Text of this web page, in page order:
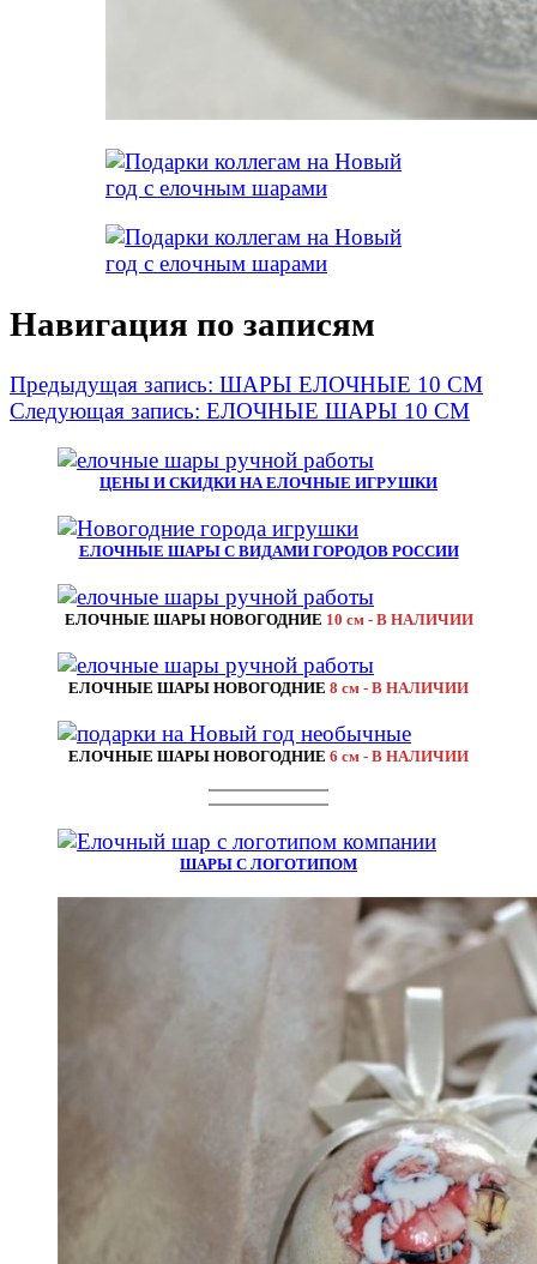
Навигация по записям
Предыдущая запись: ШАРЫ ЕЛОЧНЫЕ 10 СМ
Следующая запись: ЕЛОЧНЫЕ ШАРЫ 10 СМ
ЦЕНЫ И СКИДКИ НА ЕЛОЧНЫЕ ИГРУШКИ
ЕЛОЧНЫЕ ШАРЫ С ВИДАМИ ГОРОДОВ РОССИИ
ЕЛОЧНЫЕ ШАРЫ НОВОГОДНИЕ 10 см - В НАЛИЧИИ
ЕЛОЧНЫЕ ШАРЫ НОВОГОДНИЕ 8 см - В НАЛИЧИИ
ЕЛОЧНЫЕ ШАРЫ НОВОГОДНИЕ 6 см - В НАЛИЧИИ
ШАРЫ С ЛОГОТИПОМ